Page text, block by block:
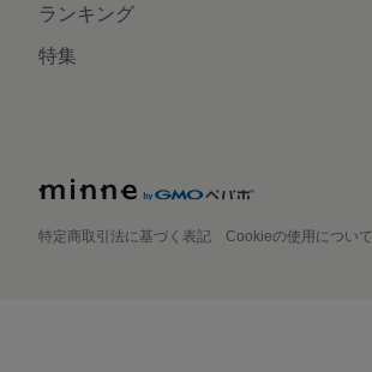
ランキング
特集
特定商取引法に基づく表記 Cookieの使用について